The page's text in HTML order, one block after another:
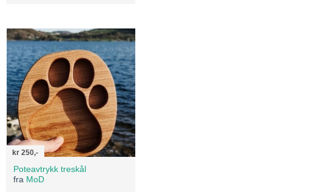
kr 250,-
Poteavtrykk treskål
fra MoD